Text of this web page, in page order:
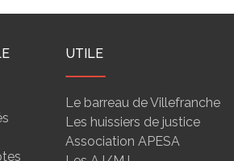
UTILE
Le barreau de Villefranche
Les huissiers de justice
Association APESA